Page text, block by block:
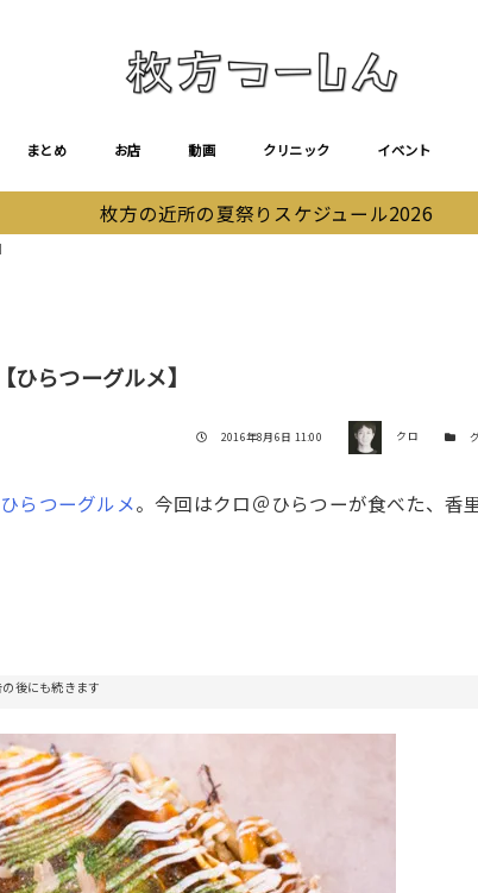
まとめ お店 動画 クリニック イベント
枚方の近所の夏祭りスケジュール2026
らつーグルメ】
投稿日
2016年8月6日 11:00 著者 クロ カテ
ひらつーグルメ。今回はクロ＠ひらつーが食べた、香
後にも続きます